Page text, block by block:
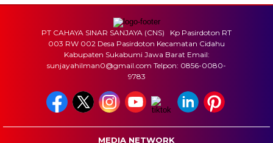
PT CAHAYA SINAR SANJAYA (CNS) Kp Pasirdoton RT
003 RW 002 Desa Pasirdoton Kecamatan Cidahu
Kabupaten Sukabumi Jawa Barat Email:
sunjayahilman0@gmail.com Telpon: 0856-0080-
9783
MEDIA NETWORK